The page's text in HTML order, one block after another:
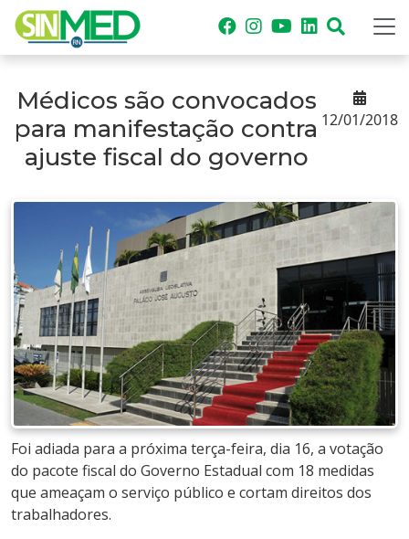
Médicos são convocados
para manifestação contra
ajuste fiscal do governo
12/01/2018
Foi adiada para a próxima terça-feira, dia 16, a votação
do pacote fiscal do Governo Estadual com 18 medidas
que ameaçam o serviço público e cortam direitos dos
trabalhadores.